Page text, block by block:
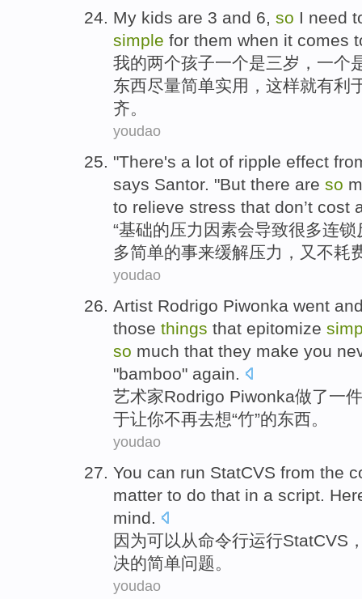
My kids are 3 and 6, so I need
simple for them when it comes
我的两个孩子一个是三岁，一个
东西尽量简单实用 ，这样就有利
齐。
youdao
"There's a lot of ripple effect
says Santor. "But there are so
to relieve stress that don’t cost
“基础的压力 因素会导致很多连锁
多简单的事来缓解压力，又不耗
youdao
Artist Rodrigo Piwonka went
those things that epitomize
so much that they make you
"bamboo" again.
艺术家Rodrigo Piwonka做了一件
于让你不再去想“竹”的东西。
youdao
You can run StatCVS from the
matter to do that in a script.
mind.
因为可以 从命令行运行StatCVS
决的简单问题。
youdao